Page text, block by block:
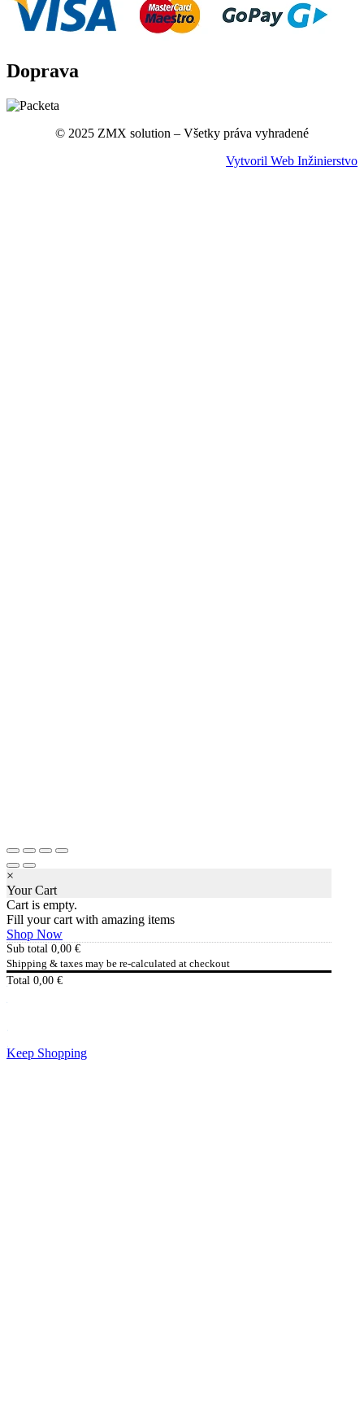
Doprava
© 2025 ZMX solution – Všetky práva vyhradené
Vytvoril Web Inžinierstvo
×
Your Cart
Cart is empty.
Fill your cart with amazing items
Shop Now
Sub total 0,00 €
Shipping & taxes may be re-calculated at checkout
Total 0,00 €
Keep Shopping